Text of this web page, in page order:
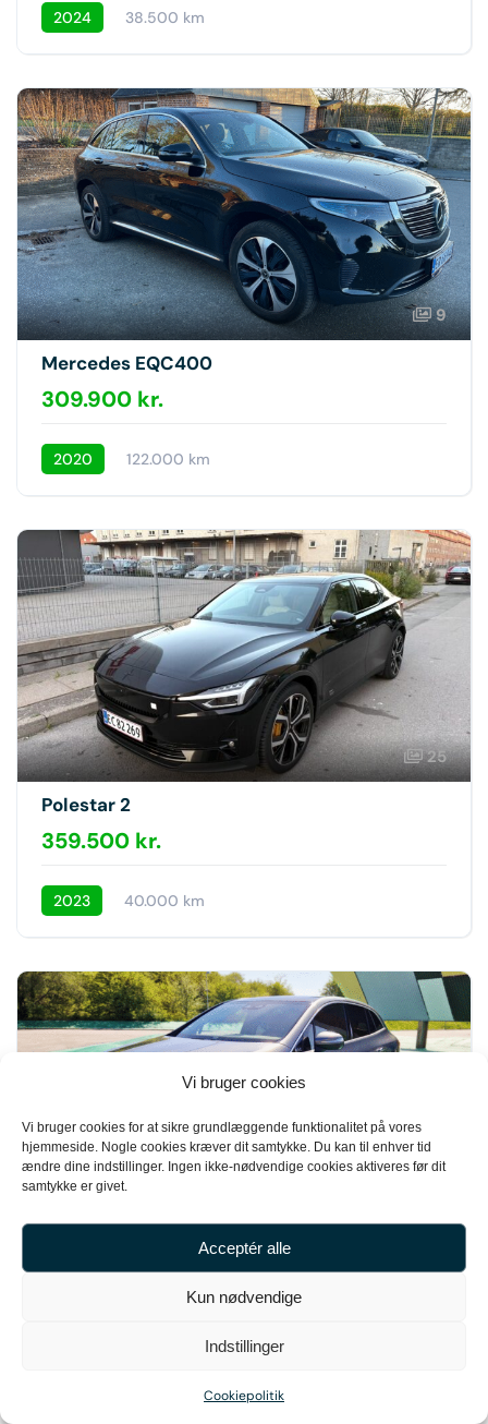
Vi bruger cookies
Vi bruger cookies for at sikre grundlæggende funktionalitet på vores
hjemmeside. Nogle cookies kræver dit samtykke. Du kan til enhver tid
ændre dine indstillinger. Ingen ikke-nødvendige cookies aktiveres før dit
samtykke er givet.
Acceptér alle
Kun nødvendige
Indstillinger
Cookiepolitik
2024 38.500 km
9
Mercedes EQC400
309.900 kr.
2020 122.000 km
25
Polestar 2
359.500 kr.
2023 40.000 km
Mercedes EQE350+ SUV
519.500 kr.